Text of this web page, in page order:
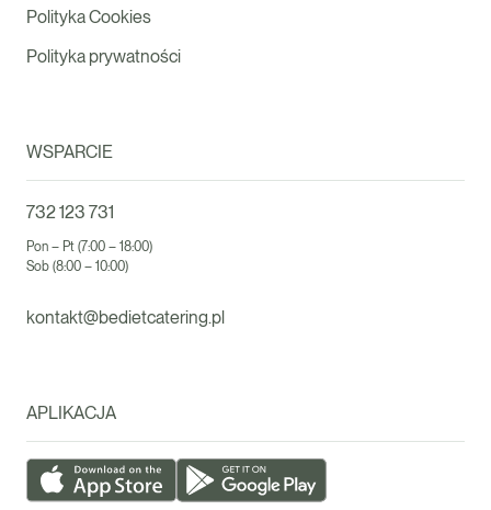
Polityka Cookies
Polityka prywatności
WSPARCIE
732 123 731
Pon – Pt (7:00 – 18:00)
Sob (8:00 – 10:00)
kontakt@bedietcatering.pl
APLIKACJA